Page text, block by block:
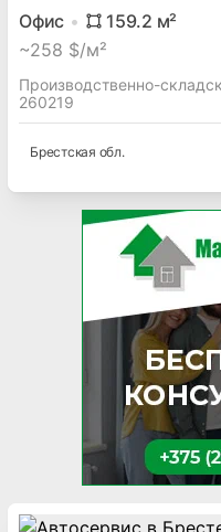
Офис 159.2 м²
~258 $/м²
Производственно-
260219
Брестская обл.